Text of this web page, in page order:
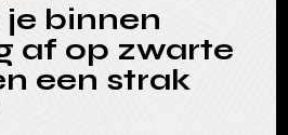
binnen
af op zwarte
een strak